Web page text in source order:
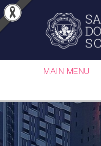
MAIN MENU